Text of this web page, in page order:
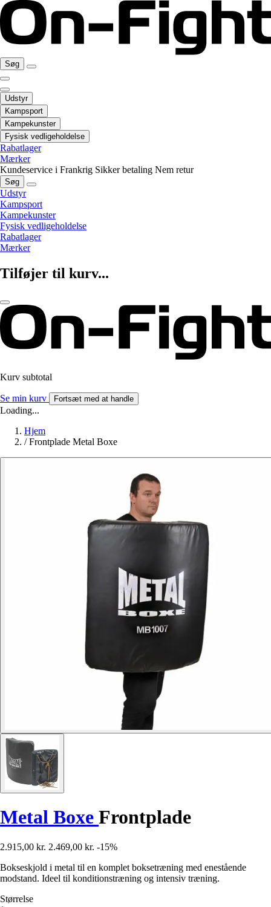
Søg
Udstyr
Kampsport
Kampekunster
Fysisk vedligeholdelse
Rabatlager
Mærker
Kundeservice i Frankrig Sikker betaling Nem retur
Søg
Udstyr
Kampsport
Kampekunster
Fysisk vedligeholdelse
Rabatlager
Mærker
Tilføjer til kurv...
Kurv subtotal
Se min kurv Fortsæt med at handle
Loading...
Hjem
/ Frontplade Metal Boxe
Metal Boxe Frontplade
2.915,00 kr. 2.469,00 kr. -15%
Bokseskjold i metal til en komplet boksetræning med enestående
modstand. Ideel til konditionstræning og intensiv træning.
Størrelse